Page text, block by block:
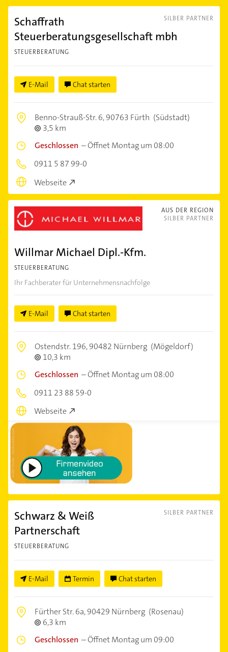
SILBER PARTNER
Schaffrath
Steuerberatungsgesellschaft mbh
STEUERBERATUNG
E-Mail Chat starten
Benno-Strauß-Str. 6,90763 Fürth (Südstadt)
3,5 km
Geschlossen –Öffnet Montag um 08:00
0911 5 87 99-0
Webseite
AUS DER REGION
SILBER PARTNER
Willmar Michael Dipl.-Kfm.
STEUERBERATUNG
Ihr Fachberater für Unternehmensnachfolge
E-Mail Chat starten
Ostendstr. 196,90482 Nürnberg (Mögeldorf)
10,3 km
Geschlossen –Öffnet Montag um 08:00
0911 23 88 59-0
Webseite
SILBER PARTNER
Schwarz & Weiß
Partnerschaft
STEUERBERATUNG
E-Mail Termin Chat starten
Fürther Str. 6a,90429 Nürnberg (Rosenau)
6,3 km
Geschlossen –Öffnet Montag um 09:00